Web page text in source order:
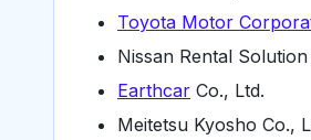
Toyota Motor
Nissan Rental Solution
Earthcar Co., Ltd.
Meitetsu Kyosho Co.,